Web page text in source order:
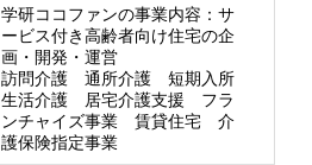
学研ココファンの事業内容：サ
ービス付き高齢者向け住宅の企
画・開発・運営
訪問介護 通所介護 短期入所
生活介護 居宅介護支援 フラ
ンチャイズ事業 賃貸住宅 介
護保険指定事業